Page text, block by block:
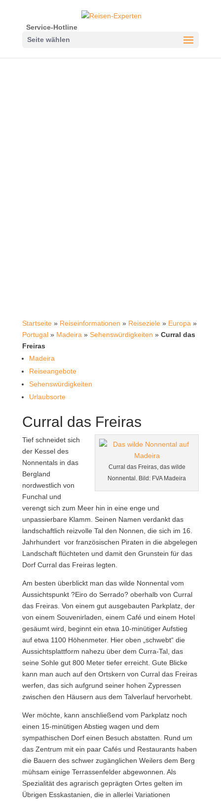
Service-Hotline
Seite wählen
Startseite» Reiseinformationen » Reiseziele» Europa »
Portugal» Madeira » Sehenswürdigkeiten » Curral das
Freiras
Madeira
Reiseangebote
Sehenswürdigkeiten
Urlaubsorte
Curral das Freiras
Curral das Freiras, das wilde
Nonnental. Bild: FVA Madeira
Tief schneidet sich
der Kessel des
Nonnentals in das
Bergland
nordwestlich von
Funchal und
verengt sich zum Meer hin in eine enge und
unpassierbare Klamm. Seinen Namen verdankt das
landschaftlich reizvolle Tal den Nonnen, die sich im 16.
Jahrhundert vor französischen Piraten in die abgelegen
Landschaft flüchteten und damit den Grunstein für das
Dorf Curral das Freiras legten.
Am besten überblickt man das wilde Nonnental vom
Aussichtspunkt ?Eiro do Serrado? oberhalb von Curral
das Freiras. Von einem gut ausgebauten Parkplatz, der
von einem Souvenirladen, einem Café und einem Hotel
gesäumt wird, beginnt ein etwa 10-minütiger Aufstieg
auf etwa 1100 Höhenmeter. Hier oben „schwebt“ die
Aussichtsplattform nahezu über dem Curra-Tal, das
seine Sohle gut 800 Meter tiefer erreicht. Gute Blicke
kann man auch auf den Ortskern von Curral das Freiras
werfen, das sich aufgrund seiner hohen Zypressen
zwischen den Häusern aus dem Talverlauf hervorhebt.
Wer möchte, kann anschließend vom Parkplatz noch
einen 15-minütigen Abstieg wagen und dem
sympathischen Dorf einen Besuch abstatten. Rund um
das Zentrum mit ein paar Cafés und Restaurants haben
die Bauern des schwer zugänglichen Weilers dem Berg
mühsam einige Terrassenfelder abgewonnen. Als
Spezialität des agrarisch geprägten Ortes gelten im
Übrigen Esskastanien, die in allerlei Variationen